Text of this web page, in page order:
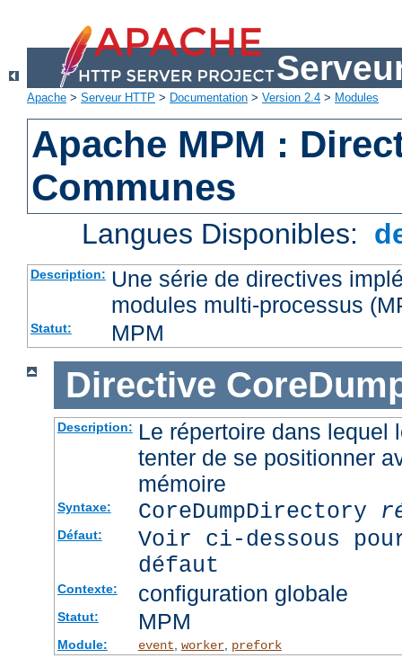
Apache > Serveur HTTP > Documentation > Version 2.4 > Modules
Apache MPM :
Communes
Langues Disponibles:
Description: Une série de directives
modules multi-processus
Statut: MPM
Directive
Description: Le répertoire dans lequel
tenter de se positionner
mémoire
Syntaxe: CoreDumpDirectory
Défaut:
Voir ci-dessous
défaut
Contexte: configuration globale
Statut: MPM
Module: event worker, prefork